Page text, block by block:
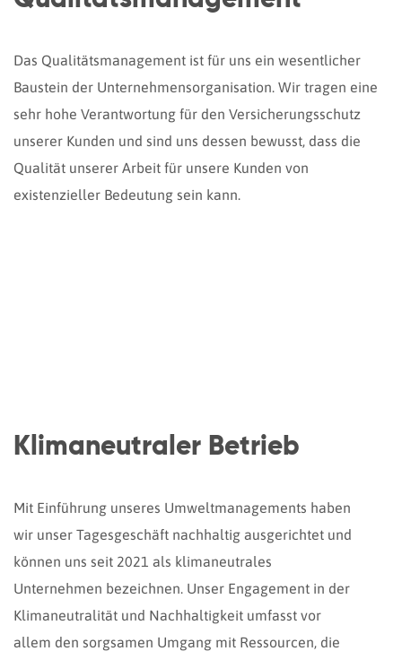
Das Qualitätsmanagement ist für uns ein wesentlicher
Baustein der Unternehmensorganisation. Wir tragen eine
sehr hohe Verantwortung für den Versicherungsschutz
unserer Kunden und sind uns dessen bewusst, dass die
Qualität unserer Arbeit für unsere Kunden von
existenzieller Bedeutung sein kann.
Klimaneutraler Betrieb
Mit Einführung unseres Umweltmanagements haben
wir unser Tagesgeschäft nachhaltig ausgerichtet und
können uns seit 2021 als klimaneutrales
Unternehmen bezeichnen. Unser Engagement in der
Klimaneutralität und Nachhaltigkeit umfasst vor
allem den sorgsamen Umgang mit Ressourcen, die